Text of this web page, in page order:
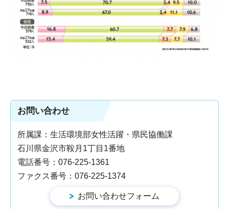
お問い合わせ
所属課：生活環境部女性活躍・県民協働課
石川県金沢市鞍月1丁目1番地
電話番号：076-225-1361
ファクス番号：076-225-1374